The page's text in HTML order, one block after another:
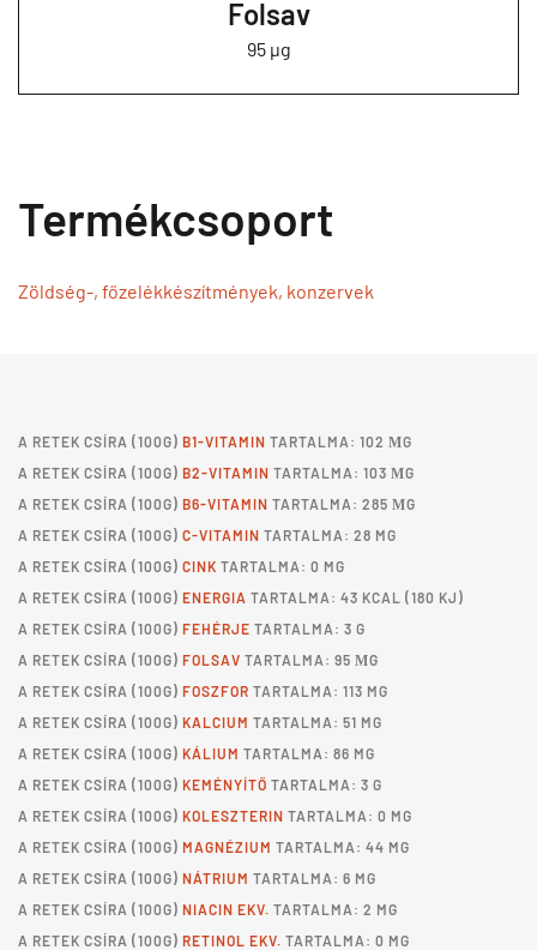
Folsav
95 µg
Termékcsoport
Zöldség-, főzelékkészítmények, konzervek
A RETEK CSÍRA (100G) B1-VITAMIN TARTALMA: 102 ΜG
A RETEK CSÍRA (100G) B2-VITAMIN TARTALMA: 103 ΜG
A RETEK CSÍRA (100G) B6-VITAMIN TARTALMA: 285 ΜG
A RETEK CSÍRA (100G) C-VITAMIN TARTALMA: 28 MG
A RETEK CSÍRA (100G) CINK TARTALMA: 0 MG
A RETEK CSÍRA (100G) ENERGIA TARTALMA: 43 KCAL (180 KJ)
A RETEK CSÍRA (100G) FEHÉRJE TARTALMA: 3 G
A RETEK CSÍRA (100G) FOLSAV TARTALMA: 95 ΜG
A RETEK CSÍRA (100G) FOSZFOR TARTALMA: 113 MG
A RETEK CSÍRA (100G) KALCIUM TARTALMA: 51 MG
A RETEK CSÍRA (100G) KÁLIUM TARTALMA: 86 MG
A RETEK CSÍRA (100G) KEMÉNYÍTŐ TARTALMA: 3 G
A RETEK CSÍRA (100G) KOLESZTERIN TARTALMA: 0 MG
A RETEK CSÍRA (100G) MAGNÉZIUM TARTALMA: 44 MG
A RETEK CSÍRA (100G) NÁTRIUM TARTALMA: 6 MG
A RETEK CSÍRA (100G) NIACIN EKV. TARTALMA: 2 MG
A RETEK CSÍRA (100G) RETINOL EKV. TARTALMA: 0 MG